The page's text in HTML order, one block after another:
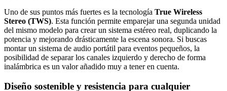
Uno de sus puntos más fuertes es la tecnología True Wireless
Stereo (TWS). Esta función permite emparejar una segunda unidad
del mismo modelo para crear un sistema estéreo real, duplicando la
potencia y mejorando drásticamente la escena sonora. Si buscas
montar un sistema de audio portátil para eventos pequeños, la
posibilidad de separar los canales izquierdo y derecho de forma
inalámbrica es un valor añadido muy a tener en cuenta.
Diseño sostenible y resistencia para cualquier